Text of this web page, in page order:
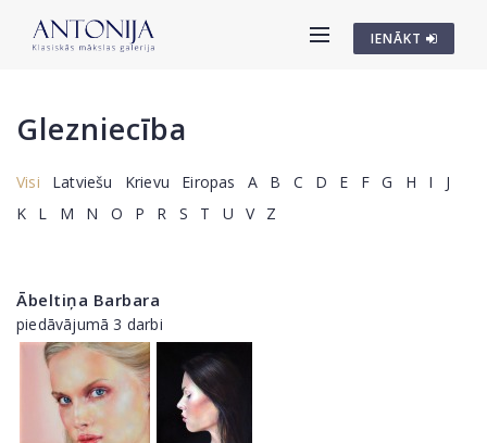
IENĀKT
Glezniecība
Visi Latviešu Krievu Eiropas A B C D E F G H I
J
K
L M N O P R S T U V Z
Ābeltiņa Barbara
piedāvājumā 3 darbi